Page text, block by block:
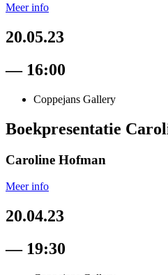
Meer info
20.05.23
— 16:00
Coppejans Gallery
Boekpresentatie
Caroline Hofman
Meer info
20.04.23
— 19:30